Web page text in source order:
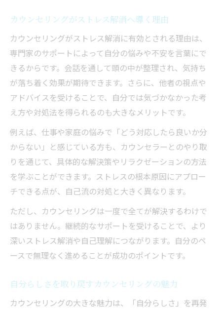
介
カウンセリングがストレス解消へ導く理由
カウンセリングがストレス解消に有効とされる理由は、
専門家のサポートによって自分の悩みや不安を言葉にで
きるからです。会話を通して頭の中が整理され、気持ち
が落ち着く効果が期待できます。さらに、他者の視点や
アドバイスを受けることで、自分では気づかなかった考
え方や対処法を得られるのも大きなメリットです。
例えば、仕事や家庭の悩みで「どう対応したら良いか分
からない」と感じている方も、カウンセラーとのやり取
りを通じて、具体的な解決策やリラクゼーションの方法
を学ぶことができます。ストレスの根本原因にアプロー
チできる点が、自己流の対処と大きく異なります。
ただし、カウンセリングは一度で全てが解決するわけで
はありません。継続的なサポートを受けることで、より
深いストレス解消や自己理解につながります。自分のペ
ースで無理なく進めることが成功のポイントです。
自分らしさを取り戻すカウンセリングの魅力
カウンセリングの大きな魅力は、「自分らしさ」を再発